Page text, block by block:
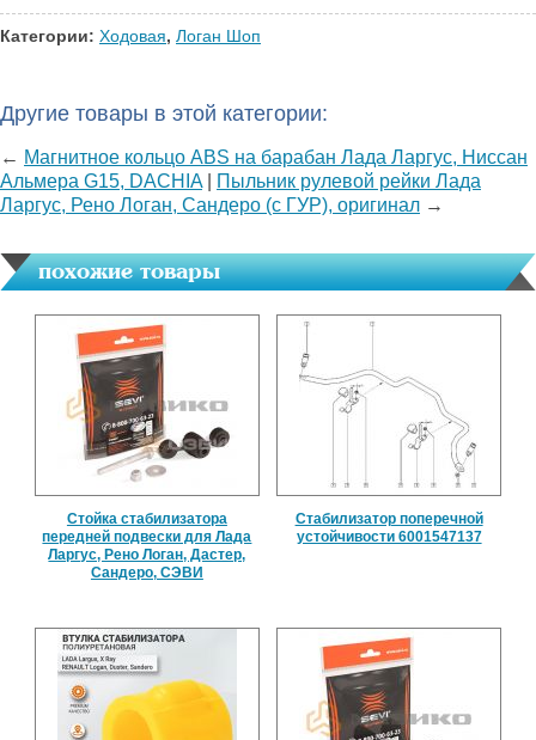
Категории: Ходовая, Логан Шоп
Другие товары в этой категории:
← Магнитное кольцо ABS на барабан Лада Ларгус, Ниссан
Альмера G15, DACHIA|
Пыльник рулевой рейки Лада
Ларгус, Рено Логан, Сандеро (с ГУР), оригинал →
похожие товары
Стойка стабилизатора
передней подвески для Лада
Ларгус, Рено Логан, Дастер,
Сандеро, СЭВИ
Стабилизатор поперечной
устойчивости 6001547137